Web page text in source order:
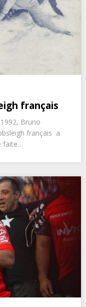
français
Bruno
français a
faite…